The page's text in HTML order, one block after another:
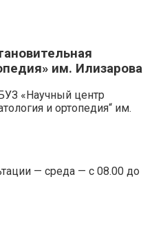
им. Илизарова
«Научный центр
и ортопедия“ им.
— среда — с 08.00 до